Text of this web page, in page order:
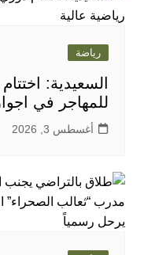
رياضة
السعيدية:
للمهاجر في
أغسطس 3, 2026